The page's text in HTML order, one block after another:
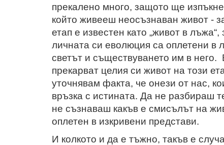
прекалено много, защото ще
който живееш неосъзнаван живот -
етап е известен като „живот в
личната си еволюция са оплетени в
светът и съществуването им в
прекарват целия си живот на този
уточнявам факта, че онези от нас,
връзка с истината. Да не разбираш
не съзнаваш какъв е смисълът на
оплетен в изкривени представи.
И колкото и да е тъжно, такъв е